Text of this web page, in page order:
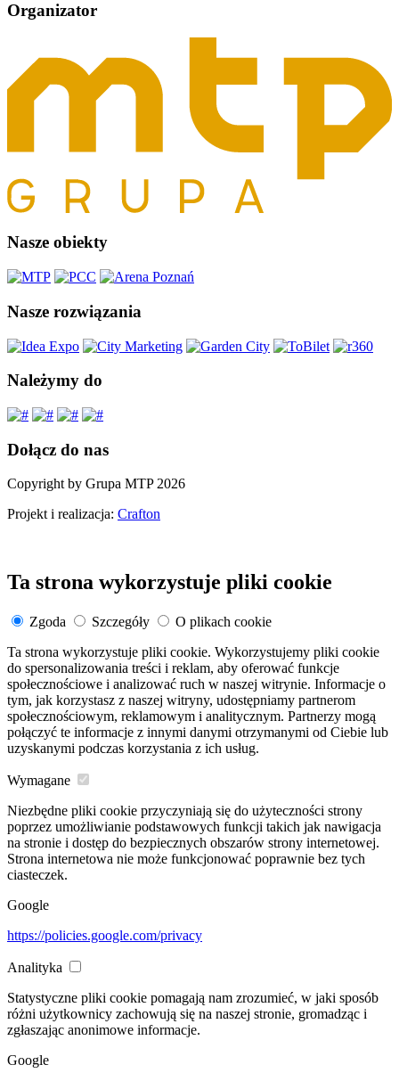
Organizator
Nasze obiekty
Nasze rozwiązania
Należymy do
Dołącz do nas
Copyright by Grupa MTP 2026
Projekt i realizacja: Crafton
Ta strona wykorzystuje pliki cookie
Zgoda Szczegóły
O plikach cookie
Ta strona wykorzystuje pliki cookie. Wykorzystujemy pliki cookie
do spersonalizowania treści i reklam, aby oferować funkcje
społecznościowe i analizować ruch w naszej witrynie. Informacje o
tym, jak korzystasz z naszej witryny, udostępniamy partnerom
społecznościowym, reklamowym i analitycznym. Partnerzy mogą
połączyć te informacje z innymi danymi otrzymanymi od Ciebie lub
uzyskanymi podczas korzystania z ich usług.
Wymagane
Niezbędne pliki cookie przyczyniają się do użyteczności strony
poprzez umożliwianie podstawowych funkcji takich jak nawigacja
na stronie i dostęp do bezpiecznych obszarów strony internetowej.
Strona internetowa nie może funkcjonować poprawnie bez tych
ciasteczek.
Google
https://policies.google.com/privacy
Analityka
Statystyczne pliki cookie pomagają nam zrozumieć, w jaki sposób
różni użytkownicy zachowują się na naszej stronie, gromadząc i
zgłaszając anonimowe informacje.
Google